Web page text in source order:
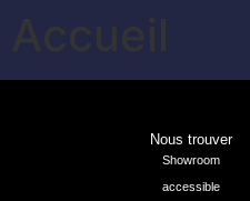
Nous trouver
Showroom
accessible